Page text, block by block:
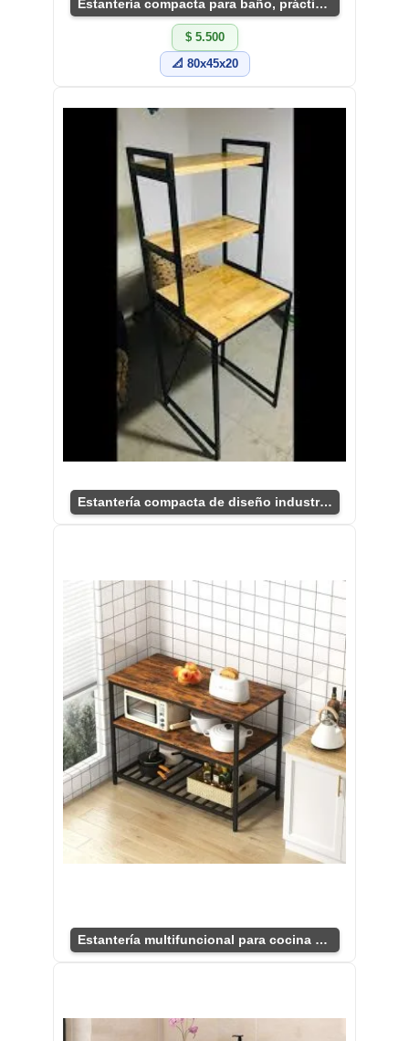
Estantería compacta para baño, práctica y decorativa.
$ 5.500
📐 80x45x20
Estantería compacta de diseño industrial
Estantería multifuncional para cocina compacta